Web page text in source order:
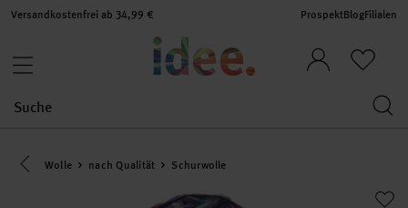
Versandkostenfrei ab 34,99 € ProspektBlogFilialen
Eine Kategorie zurück navigieren
Wolle nach Qualität Schurwolle